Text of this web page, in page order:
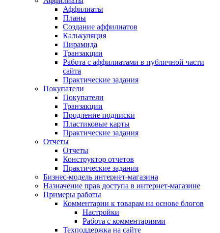
Аффилиаты
Планы
Создание аффилиатов
Калькуляция
Пирамида
Транзакции
Работа с аффилиатами в публичной части
сайта
Практические задания
Покупатели
Покупатели
Транзакции
Продление подписки
Пластиковые карты
Практические задания
Отчеты
Отчеты
Конструктор отчетов
Практические задания
Бизнес-модель интернет-магазина
Назначение прав доступа в интернет-магазине
Примеры работы
Комментарии к товарам на основе блогов
Настройки
Работа с комментариями
Техподдержка на сайте